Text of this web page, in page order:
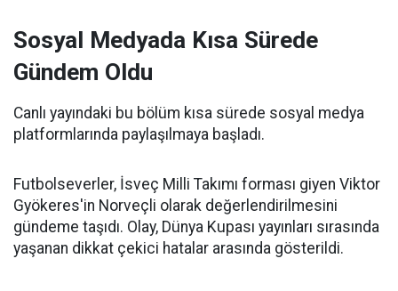
Sosyal Medyada Kısa Sürede
Gündem Oldu
Canlı yayındaki bu bölüm kısa sürede sosyal medya
platformlarında paylaşılmaya başladı.
Futbolseverler, İsveç Milli Takımı forması giyen Viktor
Gyökeres'in Norveçli olarak değerlendirilmesini
gündeme taşıdı. Olay, Dünya Kupası yayınları sırasında
yaşanan dikkat çekici hatalar arasında gösterildi.